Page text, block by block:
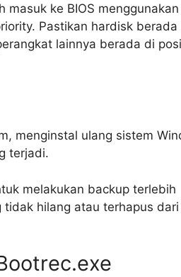
ke BIOS menggunakan
Pastikan hardisk berada
lainnya berada di
menginstal ulang sistem
terjadi.
melakukan backup terlebih
hilang atau terhapus dari